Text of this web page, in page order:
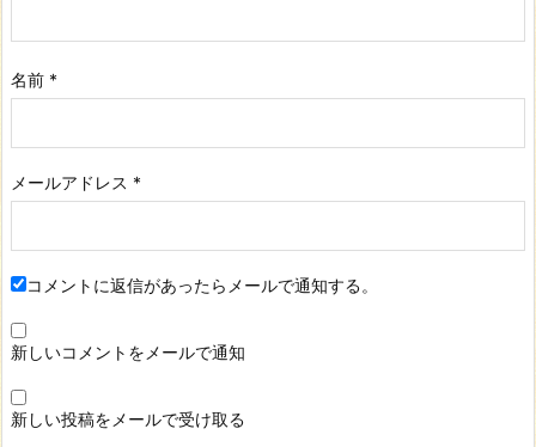
名前 *
メールアドレス *
コメントに返信があったらメールで通知する。
新しいコメントをメールで通知
新しい投稿をメールで受け取る